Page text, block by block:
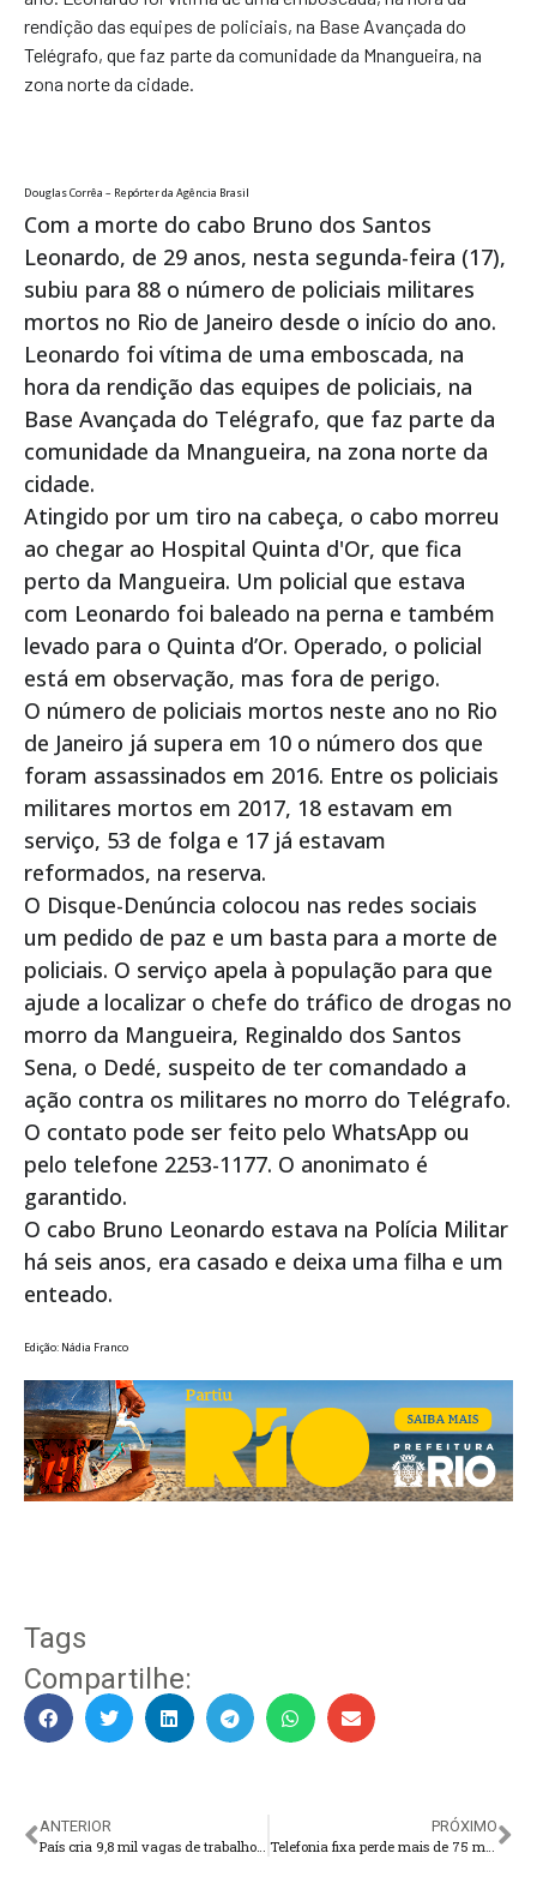
rendição das equipes de policiais, na Base Avançada do
Telégrafo, que faz parte da comunidade da Mnangueira, na
zona norte da cidade.
Douglas Corrêa – Repórter da Agência Brasil
Com a morte do cabo Bruno dos Santos
Leonardo, de 29 anos, nesta segunda-feira (17),
subiu para 88 o número de policiais militares
mortos no Rio de Janeiro desde o início do ano.
Leonardo foi vítima de uma emboscada, na
hora da rendição das equipes de policiais, na
Base Avançada do Telégrafo, que faz parte da
comunidade da Mnangueira, na zona norte da
cidade.
Atingido por um tiro na cabeça, o cabo morreu
ao chegar ao Hospital Quinta d'Or, que fica
perto da Mangueira. Um policial que estava
com Leonardo foi baleado na perna e também
levado para o Quinta d’Or. Operado, o policial
está em observação, mas fora de perigo.
O número de policiais mortos neste ano no Rio
de Janeiro já supera em 10 o número dos que
foram assassinados em 2016. Entre os policiais
militares mortos em 2017, 18 estavam em
serviço, 53 de folga e 17 já estavam
reformados, na reserva.
O Disque-Denúncia colocou nas redes sociais
um pedido de paz e um basta para a morte de
policiais. O serviço apela à população para que
ajude a localizar o chefe do tráfico de drogas no
morro da Mangueira, Reginaldo dos Santos
Sena, o Dedé, suspeito de ter comandado a
ação contra os militares no morro do Telégrafo.
O contato pode ser feito pelo WhatsApp ou
pelo telefone 2253-1177. O anonimato é
garantido.
O cabo Bruno Leonardo estava na Polícia Militar
há seis anos, era casado e deixa uma filha e um
enteado.
Edição: Nádia Franco
Tags
Compartilhe:
ANTERIOR
PRÓXIMO